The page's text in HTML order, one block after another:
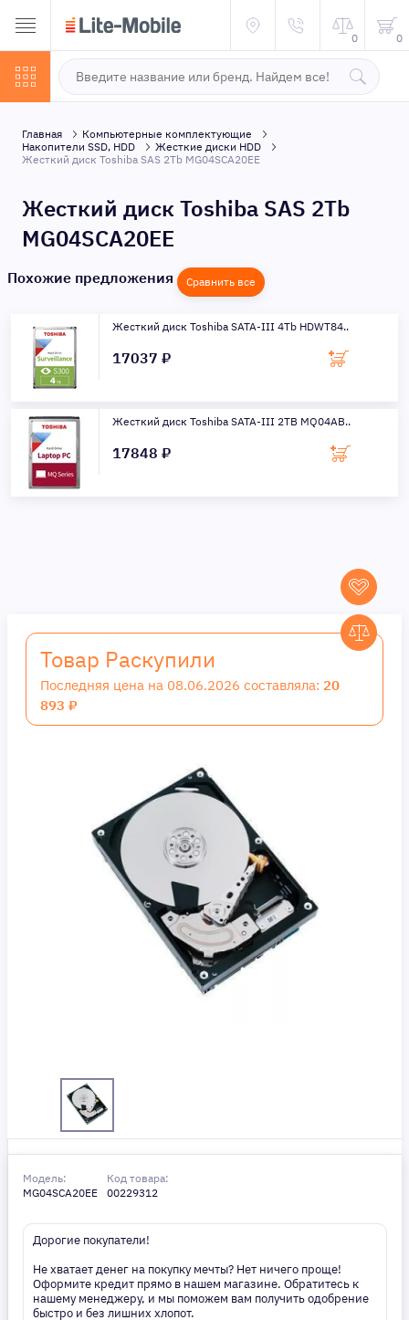
0 0
Главная
Компьютерные комплектующие
Накопители SSD, HDD
Жесткие диски HDD
Жесткий диск Toshiba SAS 2Tb MG04SCA20EE
Жесткий диск Toshiba SAS 2Tb
MG04SCA20EE
Похожие предложения Сравнить все
Жесткий диск Toshiba SATA-III 4Tb HDWT84..
17037 ₽
Жесткий диск Toshiba SATA-III 2TB MQ04AB..
17848 ₽
Товар Раскупили
Последняя цена на 08.06.2026 составляла: 20
893 ₽
Модель:
MG04SCA20EE
Код товара:
00229312
Дорогие покупатели!
Не хватает денег на покупку мечты? Нет ничего проще!
Оформите кредит прямо в нашем магазине. Обратитесь к
нашему менеджеру, и мы поможем вам получить одобрение
быстро и без лишних хлопот.